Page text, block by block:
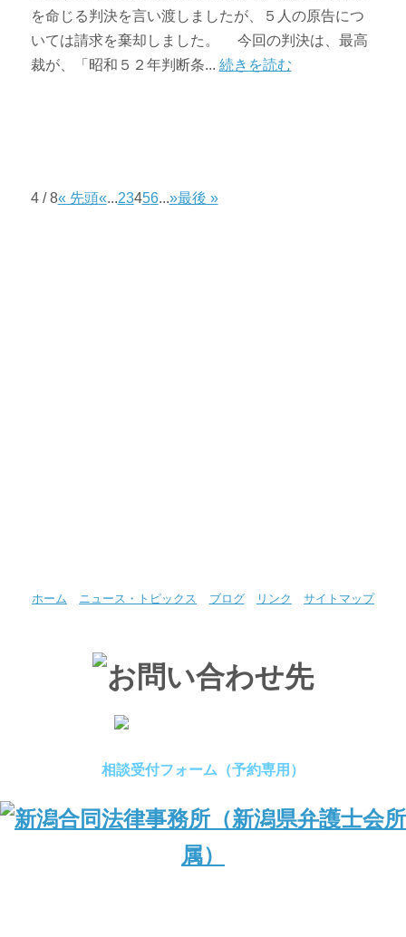
を命じる判決を言い渡しましたが、５人の原告につ
いては請求を棄却しました。 今回の判決は、最高
裁が、「昭和５２年判断条... 続きを読む
4 / 8« 先頭«...23456...»最後 »
ホーム ニュース・トピックス ブログ リンク サイトマップ
相談受付フォーム（予約専用）